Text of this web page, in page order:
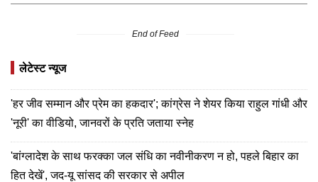
End of Feed
लेटेस्ट न्यूज
'हर जीव सम्मान और प्रेम का हकदार'; कांग्रेस ने शेयर किया राहुल गांधी और
'नूरी' का वीडियो, जानवरों के प्रति जताया स्नेह
'बांग्लादेश के साथ फरक्का जल संधि का नवीनीकरण न हो, पहले बिहार का
हित देखें', जद-यू सांसद की सरकार से अपील